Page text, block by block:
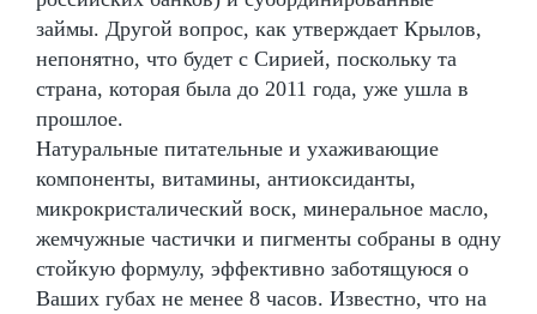
займы. Другой вопрос, как утверждает Крылов,
непонятно, что будет с Сирией, поскольку та
страна, которая была до 2011 года, уже ушла в
прошлое.
Натуральные питательные и ухаживающие
компоненты, витамины, антиоксиданты,
микрокристалический воск, минеральное масло,
жемчужные частички и пигменты собраны в одну
стойкую формулу, эффективно заботящуюся о
Ваших губах не менее 8 часов. Известно, что на